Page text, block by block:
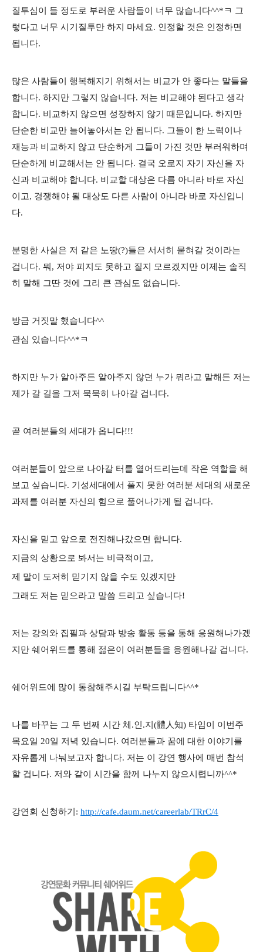
질투심이 들 정도로 부러운 사람들이 너무 많습니다^^*ㅋ 그
렇다고 너무 시기질투만 하지 마세요. 인정할 것은 인정하면
됩니다.
많은 사람들이 행복해지기 위해서는 비교가 안 좋다는 말들을
합니다. 하지만 그렇지 않습니다. 저는 비교해야 된다고 생각
합니다. 비교하지 않으면 성장하지 않기 때문입니다. 하지만
단순한 비교만 늘어놓아서는 안 됩니다. 그들이 한 노력이나
재능과 비교하지 않고 단순하게 그들이 가진 것만 부러워하며
단순하게 비교해서는 안 됩니다. 결국 오로지 자기 자신을 자
신과 비교해야 합니다. 비교할 대상은 다름 아니라 바로 자신
이고, 경쟁해야 될 대상도 다른 사람이 아니라 바로 자신입니
다.
분명한 사실은 저 같은 노땅(?)들은 서서히 묻혀갈 것이라는
겁니다. 뭐, 저야 피지도 못하고 질지 모르겠지만 이제는 솔직
히 말해 그딴 것에 그리 큰 관심도 없습니다.
방금 거짓말 했습니다^^
관심 있습니다^^*ㅋ
하지만 누가 알아주든 알아주지 않던 누가 뭐라고 말해든 저는
제가 갈 길을 그저 묵묵히 나아갈 겁니다.
곧 여러분들의 세대가 옵니다!!!
여러분들이 앞으로 나아갈 터를 열어드리는데 작은 역할을 해
보고 싶습니다. 기성세대에서 풀지 못한 여러분 세대의 새로운
과제를 여러분 자신의 힘으로 풀어나가게 될 겁니다.
자신을 믿고 앞으로 전진해나갔으면 합니다.
지금의 상황으로 봐서는 비극적이고,
제 말이 도저히 믿기지 않을 수도 있겠지만
그래도 저는 믿으라고 말씀 드리고 싶습니다!
저는 강의와 집필과 상담과 방송 활동 등을 통해 응원해나가겠
지만 쉐어위드를 통해 젊은이 여러분들을 응원해나갈 겁니다.
쉐어위드에 많이 동참해주시길 부탁드립니다^^*
나를 바꾸는 그 두 번째 시간 체.인.지(體人知) 타임이 이번주
목요일 20일 저녁 있습니다. 여러분들과 꿈에 대한 이야기를
자유롭게 나눠보고자 합니다. 저는 이 강연 행사에 매번 참석
할 겁니다. 저와 같이 시간을 함께 나누지 않으시렵니까^^*
강연회 신청하기: http://cafe.daum.net/careerlab/TRrC/4